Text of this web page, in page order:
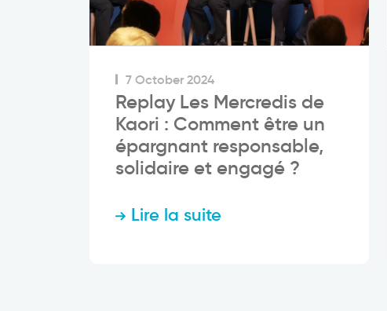
7 October 2024
Replay Les Mercredis de
Kaori : Comment être un
épargnant responsable,
solidaire et engagé ?
Lire la suite